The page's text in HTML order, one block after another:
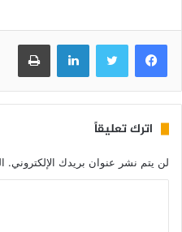
فيسبوك تويتر لينكدإن
اترك تعليقاً
لن يتم نشر عنوان بريدك الإلكتروني.